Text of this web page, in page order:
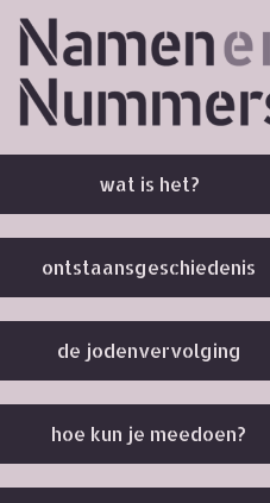
wat is het?
ontstaansgeschiedenis
de jodenvervolging
hoe kun je meedoen?